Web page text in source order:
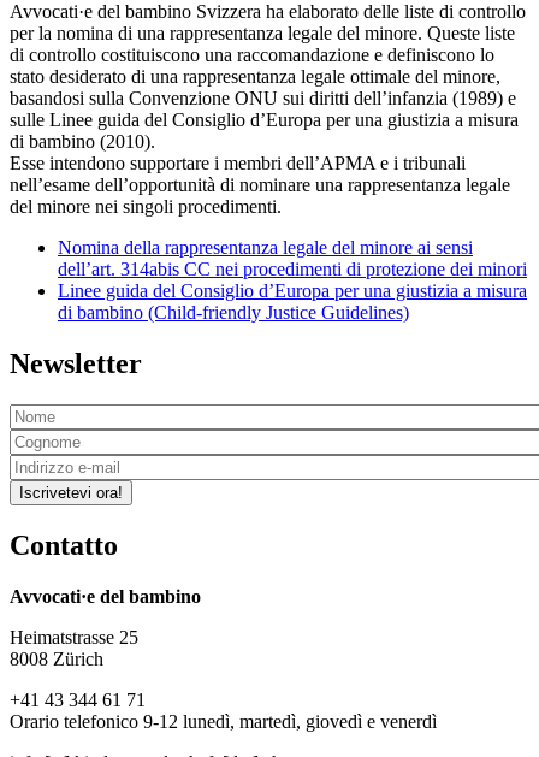
Avvocati·e del bambino Svizzera ha elaborato delle liste di controllo
per la nomina di una rappresentanza legale del minore. Queste liste
di controllo costituiscono una raccomandazione e definiscono lo
stato desiderato di una rappresentanza legale ottimale del minore,
basandosi sulla Convenzione ONU sui diritti dell’infanzia (1989) e
sulle Linee guida del Consiglio d’Europa per una giustizia a misura
di bambino (2010).
Esse intendono supportare i membri dell’APMA e i tribunali
nell’esame dell’opportunità di nominare una rappresentanza legale
del minore nei singoli procedimenti.
Nomina della rappresentanza legale del minore ai sensi
dell’art. 314abis CC nei procedimenti di protezione dei minori
Linee guida del Consiglio d’Europa per una giustizia a misura
di bambino (Child-friendly Justice Guidelines)
Newsletter
Iscrivetevi ora!
Contatto
Avvocati·e del bambino
Heimatstrasse 25
8008 Zürich
+41 43 344 61 71
Orario telefonico 9-12 lunedì, martedì, giovedì e venerdì